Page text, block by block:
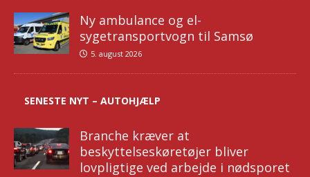
Ny ambulance og el-
sygetransportvogn til Samsø
5. august 2026
SENESTE NYT – AUTOHJÆLP
Branche kræver at
beskyttelseskøretøjer bliver
lovpligtige ved arbejde i nødsporet